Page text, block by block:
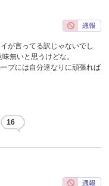
が言ってる訳じゃないでし
無いと思うけどな。
プには自分達なりに頑張れば
16